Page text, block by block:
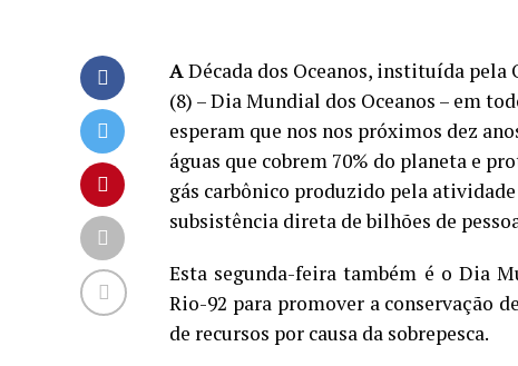
ADécada dos Oceanos, instituída pela
(8) – Dia Mundial dos Oceanos – em
esperam que nos nos próximos dez
águas que cobrem 70% do planeta e
gás carbônico produzido pela
subsistência direta de bilhões de
Esta segunda-feira também é o Dia
Rio-92 para promover a conservação
de recursos por causa da sobrepesca.